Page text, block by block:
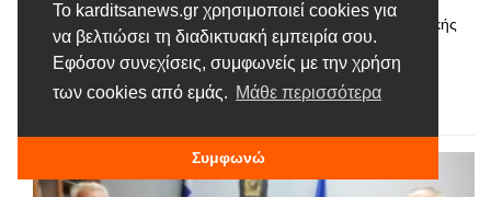
Το karditsanews.gr χρησιμοποιεί cookies για
να βελτιώσει τη διαδικτυακή εμπειρία σου.
Εφόσον συνεχίσεις, συμφωνείς με την χρήση
των cookies από εμάς. Μάθε περισσότερα
Συμφωνώ
(ζωντανά και βιντεοσκοπημένα), συνοδεία ζωντανής μουσικής
που είχε …
Διαβάστε περισσότερα